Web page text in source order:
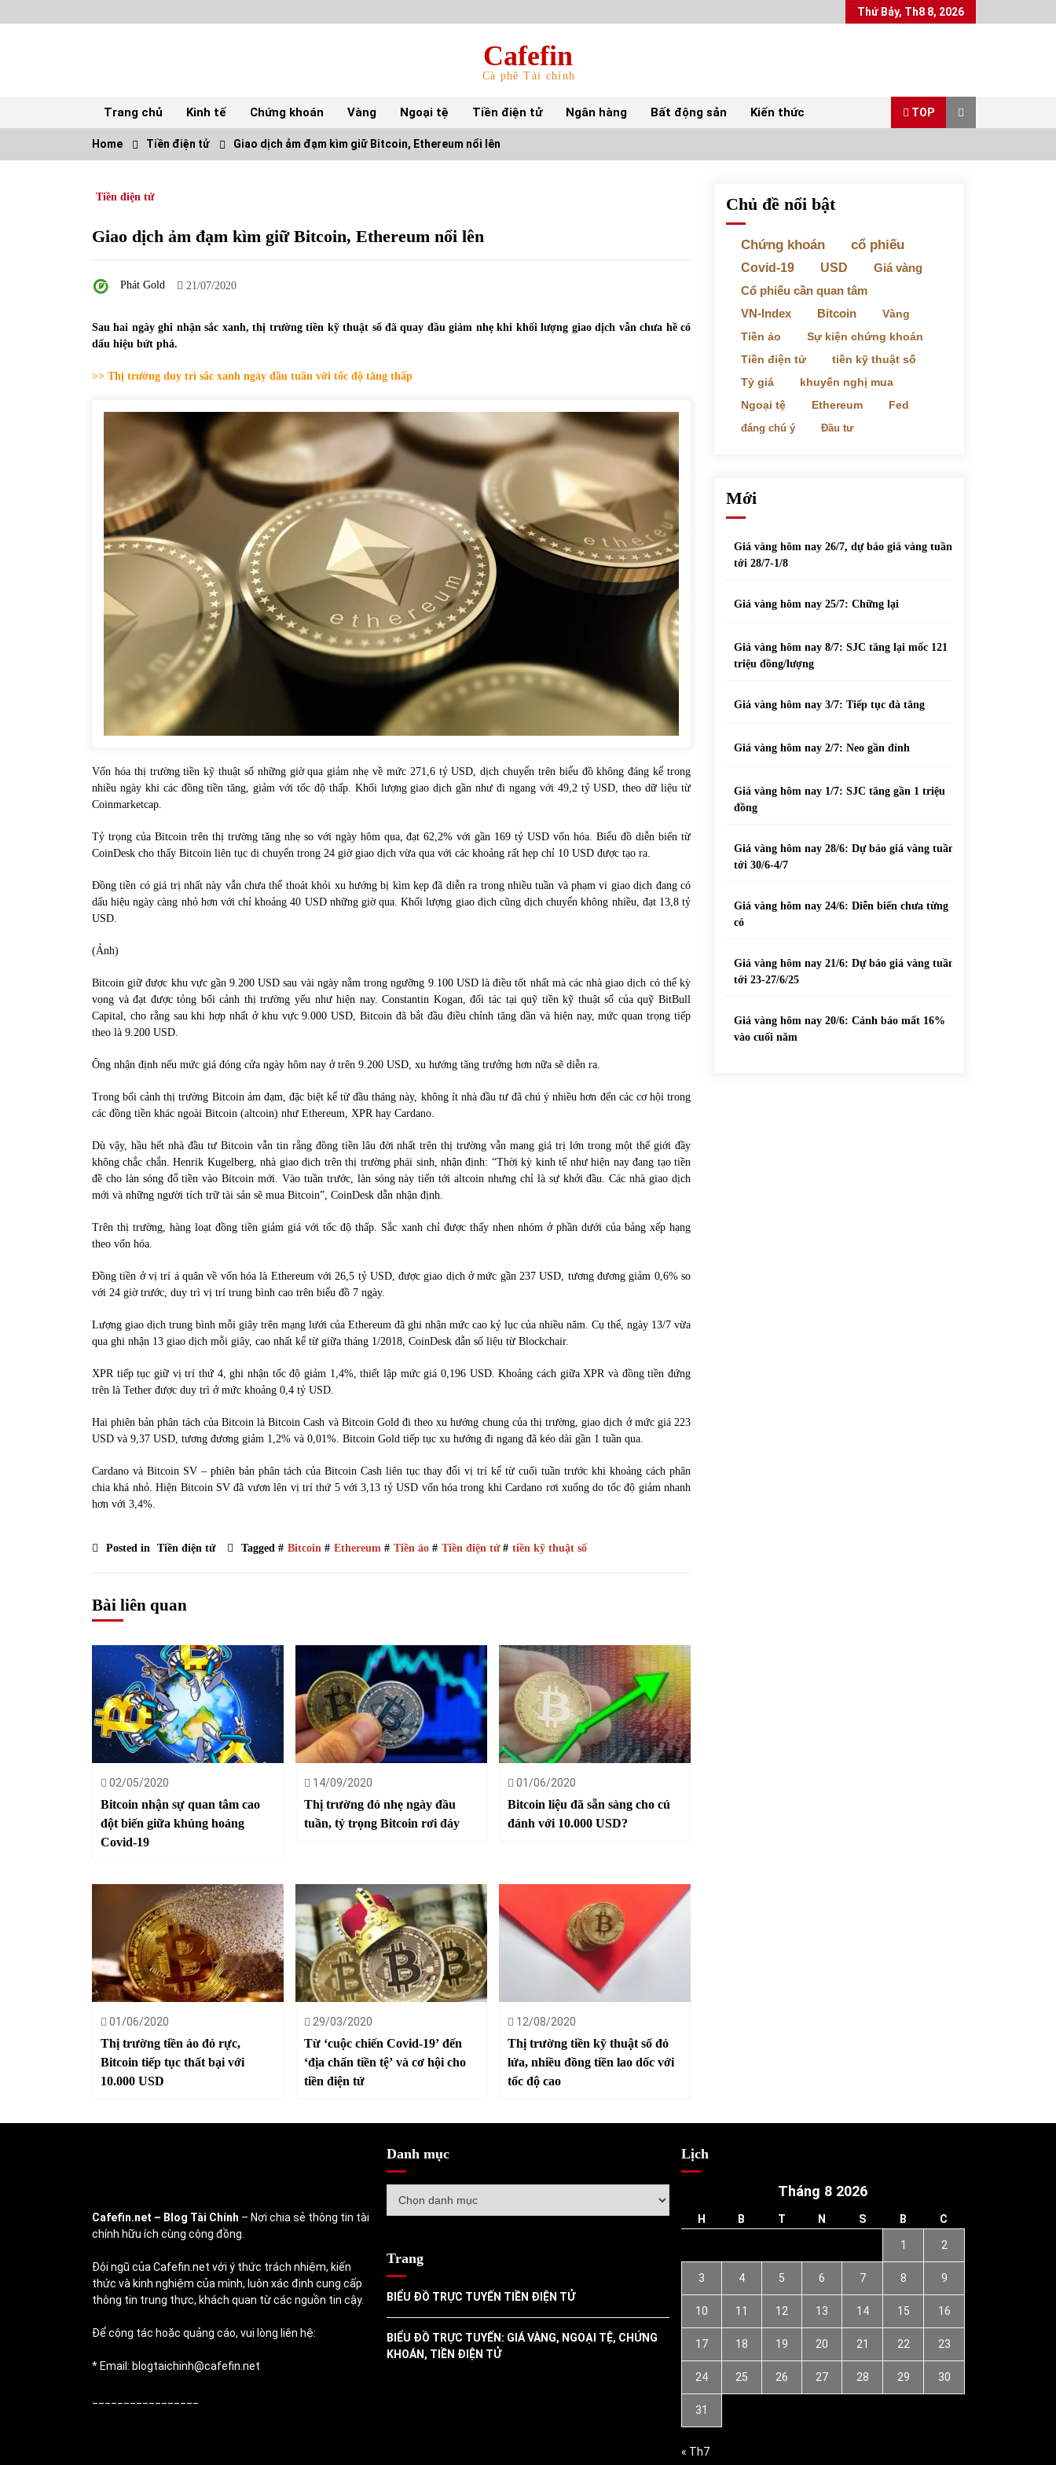
to
Thứ Bảy, Th8 8, 2026
Cafefin
Cà phê Tài chính
Trang chủ Kinh tế Chứng khoán Vàng Ngoại tệ Tiền điện tử Ngân hàng Bất động sản Kiến thức TOP
TOP
05/07/2022
Top 10 mặt hàng Việt Nam xuất khẩu nhiều
nhất tháng 5/2022
28,7 tỷ đồng
Bất ổn từ các cuộc đấu giá đất ở Thanh Hoá
31/05/2022
Chứng khoán ngày 30/5/2022: Top 10 cổ
phiếu nổi bật
Phân tích giá tiền điện tử sau ngày thị
trường lập kỷ lục vốn hóa
09/11/2021
Chứng khoán ngày 12/10/2021: Top 10 cổ
13/10/2021
13/10/2021
Home Tiền điện tử Giao dịch ảm đạm kìm giữ Bitcoin, Ethereum nổi lên
Tiền điện tử
Giao dịch ảm đạm kìm giữ Bitcoin, Ethereum nổi lên
Phát Gold 21/07/2020
Sau hai ngày ghi nhận sắc xanh, thị trường tiền kỹ thuật số đã quay đầu giảm nhẹ khi khối lượng giao dịch vẫn chưa hề có
dấu hiệu bứt phá.
>> Thị trường duy trì sắc xanh ngày đầu tuần với tốc độ tăng thấp
Vốn hóa thị trường tiền kỹ thuật số những giờ qua giảm nhẹ về mức 271,6 tỷ USD, dịch chuyển trên biểu đồ không đáng kể trong
nhiều ngày khi các đồng tiền tăng, giảm với tốc độ thấp. Khối lượng giao dịch gần như đi ngang với 49,2 tỷ USD, theo dữ liệu từ
Coinmarketcap.
Tỷ trọng của Bitcoin trên thị trường tăng nhẹ so với ngày hôm qua, đạt 62,2% với gần 169 tỷ USD vốn hóa. Biểu đồ diễn biến từ
CoinDesk cho thấy Bitcoin liên tục di chuyển trong 24 giờ giao dịch vừa qua với các khoảng rất hẹp chỉ 10 USD được tạo ra.
Đồng tiền có giá trị nhất này vẫn chưa thể thoát khỏi xu hướng bị kìm kẹp đã diễn ra trong nhiều tuần và phạm vi giao dịch đang có
dấu hiệu ngày càng nhỏ hơn với chỉ khoảng 40 USD những giờ qua. Khối lượng giao dịch cũng dịch chuyển không nhiều, đạt 13,8 tỷ
USD.
(Ảnh)
Bitcoin giữ được khu vực gần 9.200 USD sau vài ngày nằm trong ngưỡng 9.100 USD là điều tốt nhất mà các nhà giao dịch có thể kỳ
vọng và đạt được tỏng bối cảnh thị trường yếu như hiện nay. Constantin Kogan, đối tác tại quỹ tiền kỹ thuật số của quỹ BitBull
Capital, cho rằng sau khi hợp nhất ở khu vực 9.000 USD, Bitcoin đã bắt đầu điều chỉnh tăng dần và hiện nay, mức quan trọng tiếp
theo là 9.200 USD.
Ông nhận định nếu mức giá đóng cửa ngày hôm nay ở trên 9.200 USD, xu hướng tăng trưởng hơn nữa sẽ diễn ra.
Trong bối cảnh thị trường Bitcoin ảm đạm, đặc biệt kể từ đầu tháng này, không ít nhà đầu tư đã chú ý nhiều hơn đến các cơ hội trong
các đồng tiền khác ngoài Bitcoin (altcoin) như Ethereum, XPR hay Cardano.
Dù vậy, hầu hết nhà đầu tư Bitcoin vẫn tin rằng đồng tiền lâu đời nhất trên thị trường vẫn mang giá trị lớn trong một thế giới đầy
không chắc chắn. Henrik Kugelberg, nhà giao dịch trên thị trường phái sinh, nhận định: “Thời kỳ kinh tế như hiện nay đang tạo tiền
đề cho làn sóng đổ tiền vào Bitcoin mới. Vào tuần trước, làn sóng này tiến tới altcoin nhưng chỉ là sự khởi đầu. Các nhà giao dịch
mới và những người tích trữ tài sản sẽ mua Bitcoin”, CoinDesk dẫn nhận định.
Trên thị trường, hàng loạt đồng tiền giảm giá với tốc độ thấp. Sắc xanh chỉ được thấy nhen nhóm ở phần dưới của bảng xếp hạng
theo vốn hóa.
Đồng tiền ở vị trí á quân về vốn hóa là Ethereum với 26,5 tỷ USD, được giao dịch ở mức gần 237 USD, tương đương giảm 0,6% so
với 24 giờ trước, duy trì vị trí trung bình cao trên biểu đồ 7 ngày.
Lượng giao dịch trung bình mỗi giây trên mạng lưới của Ethereum đã ghi nhận mức cao kỷ lục của nhiều năm. Cụ thể, ngày 13/7 vừa
qua ghi nhận 13 giao dịch mỗi giây, cao nhất kể từ giữa tháng 1/2018, CoinDesk dẫn số liệu từ Blockchair.
XPR tiếp tục giữ vị trí thứ 4, ghi nhận tốc độ giảm 1,4%, thiết lập mức giá 0,196 USD. Khoảng cách giữa XPR và đồng tiền đứng
trên là Tether được duy trì ở mức khoảng 0,4 tỷ USD.
Hai phiên bản phân tách của Bitcoin là Bitcoin Cash và Bitcoin Gold đi theo xu hướng chung của thị trường, giao dịch ở mức giá 223
USD và 9,37 USD, tương đương giảm 1,2% và 0,01%. Bitcoin Gold tiếp tục xu hướng đi ngang đã kéo dài gần 1 tuần qua.
Cardano và Bitcoin SV – phiên bản phân tách của Bitcoin Cash liên tục thay đổi vị trí kể từ cuối tuần trước khi khoảng cách phân
chia khá nhỏ. Hiện Bitcoin SV đã vươn lên vị trí thứ 5 với 3,13 tỷ USD vốn hóa trong khi Cardano rơi xuống do tốc độ giảm nhanh
hơn với 3,4%.
Posted in Tiền điện tử Tagged # Bitcoin # Ethereum # Tiền ảo # Tiền điện tử# tiền kỹ thuật số
Bài liên quan
02/05/2020
Bitcoin nhận sự quan tâm cao
đột biến giữa khủng hoảng
Covid-19
14/09/2020
Thị trường đỏ nhẹ ngày đầu
tuần, tỷ trọng Bitcoin rơi đáy
01/06/2020
Bitcoin liệu đã sẵn sàng cho cú
đánh với 10.000 USD?
01/06/2020
Thị trường tiền ảo đỏ rực,
Bitcoin tiếp tục thất bại với
10.000 USD
29/03/2020
Từ ‘cuộc chiến Covid-19’ đến
‘địa chấn tiền tệ’ và cơ hội cho
tiền điện tử
12/08/2020
Thị trường tiền kỹ thuật số đỏ
lửa, nhiều đồng tiền lao dốc với
tốc độ cao
Chủ đề nổi bật
Chứng khoán cổ phiếu
Covid-19 USD
Giá vàng
Cổ phiếu cần quan tâm
VN-Index Bitcoin
Vàng
Tiền ảo
Sự kiện chứng khoán
Tiền điện tử
tiền kỹ thuật số
Tỷ giá
khuyến nghị mua
Ngoại tệ
Ethereum
Fed
đáng chú ý
Đầu tư
Mới
Giá vàng hôm nay 26/7, dự báo giá vàng tuần
tới 28/7-1/8
Giá vàng hôm nay 25/7: Chững lại
Giá vàng hôm nay 8/7: SJC tăng lại mốc 121
triệu đồng/lượng
Giá vàng hôm nay 3/7: Tiếp tục đà tăng
Giá vàng hôm nay 2/7: Neo gần đỉnh
Giá vàng hôm nay 1/7: SJC tăng gần 1 triệu
đồng
Giá vàng hôm nay 28/6: Dự báo giá vàng tuần
tới 30/6-4/7
Giá vàng hôm nay 24/6: Diễn biến chưa từng
có
Giá vàng hôm nay 21/6: Dự báo giá vàng tuần
tới 23-27/6/25
Giá vàng hôm nay 20/6: Cảnh báo mất 16%
vào cuối năm
Cafefin.net – Blog Tài Chính – Nơi chia sẻ thông tin tài
chính hữu ích cùng cộng đồng.
Đội ngũ của Cafefin.net với ý thức trách nhiệm, kiến
thức và kinh nghiệm của mình, luôn xác định cung cấp
thông tin trung thực, khách quan từ các nguồn tin cậy.
Để cộng tác hoặc quảng cáo, vui lòng liên hệ:
* Email: blogtaichinh@cafefin.net
Danh mục
mục
Trang
BIỂU ĐỒ TRỰC TUYẾN TIỀN ĐIỆN TỬ
BIỂU ĐỒ TRỰC TUYẾN: GIÁ VÀNG, NGOẠI TỆ, CHỨNG
KHOÁN, TIỀN ĐIỆN TỬ
Lịch
Tháng 8 2026
H B T N S B C
1 2
3 4 5 6 7 8 9
10 11 12 13 14 15 16
17 18 19 20 21 22 23
24 25 26 27 28 29 30
31
« Th7